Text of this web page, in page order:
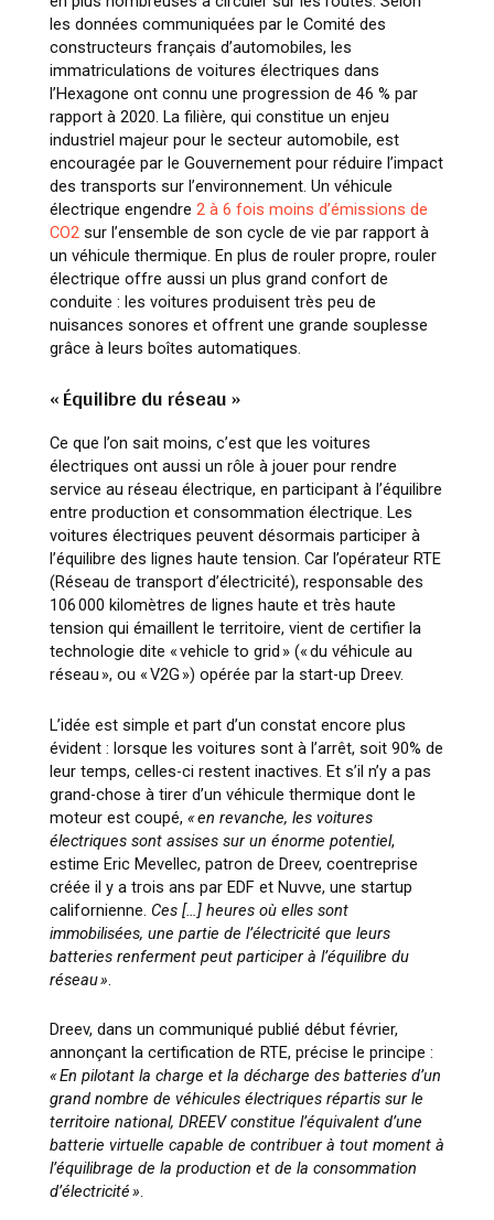
les données communiquées par le Comité des
constructeurs français d’automobiles, les
immatriculations de voitures électriques dans
l’Hexagone ont connu une progression de 46 % par
rapport à 2020. La filière, qui constitue un enjeu
industriel majeur pour le secteur automobile, est
encouragée par le Gouvernement pour réduire l’impact
des transports sur l’environnement. Un véhicule
électrique engendre 2 à 6 fois moins d’émissions de
CO2sur l’ensemble de son cycle de vie par rapport à
un véhicule thermique. En plus de rouler propre, rouler
électrique offre aussi un plus grand confort de
conduite : les voitures produisent très peu de
nuisances sonores et offrent une grande souplesse
grâce à leurs boîtes automatiques.
« Équilibre du réseau »
Ce que l’on sait moins, c’est que les voitures
électriques ont aussi un rôle à jouer pour rendre
service au réseau électrique, en participant à l’équilibre
entre production et consommation électrique. Les
voitures électriques peuvent désormais participer à
l’équilibre des lignes haute tension. Car l’opérateur RTE
(Réseau de transport d’électricité), responsable des
106 000 kilomètres de lignes haute et très haute
tension qui émaillent le territoire, vient de certifier la
technologie dite « vehicle to grid » (« du véhicule au
réseau », ou « V2G ») opérée par la start-up Dreev.
L’idée est simple et part d’un constat encore plus
évident : lorsque les voitures sont à l’arrêt, soit 90% de
leur temps, celles-ci restent inactives. Et s’il n’y a pas
grand-chose à tirer d’un véhicule thermique dont le
moteur est coupé, « en revanche, les voitures
électriques sont assises sur un énorme potentiel,
estime Eric Mevellec, patron de Dreev, coentreprise
créée il y a trois ans par EDF et Nuvve, une startup
californienne. Ces […] heures où elles sont
immobilisées, une partie de l’électricité que leurs
batteries renferment peut participer à l’équilibre du
réseau ».
Dreev, dans un communiqué publié début février,
annonçant la certification de RTE, précise le principe :
« En pilotant la charge et la décharge des batteries d’un
grand nombre de véhicules électriques répartis sur le
territoire national, DREEV constitue l’équivalent d’une
batterie virtuelle capable de contribuer à tout moment à
l’équilibrage de la production et de la consommation
d’électricité ».